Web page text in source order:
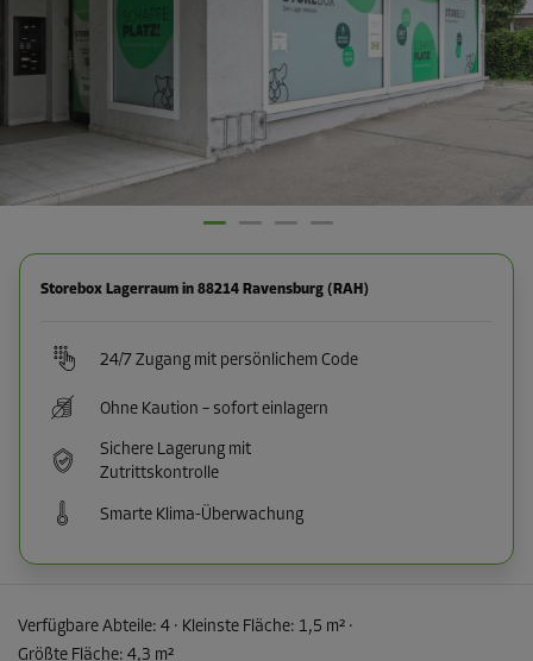
Storebox Lagerraum in 88214 Ravensburg (RAH)
24/7 Zugang mit persönlichem Code
Ohne Kaution – sofort einlagern
Sichere Lagerung mit
Zutrittskontrolle
Smarte Klima-Überwachung
Verfügbare Abteile: 4 · Kleinste Fläche: 1,5 m² ·
Größte Fläche: 4,3 m²